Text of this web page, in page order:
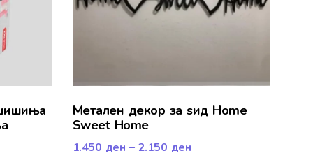
Mетален декор за ѕид Home
Sweet Home
1.450 ден – 2.150 ден